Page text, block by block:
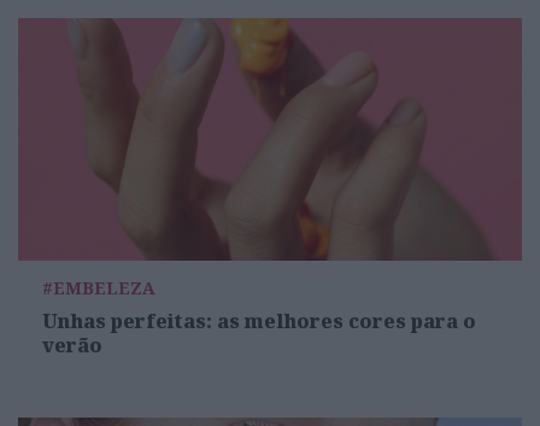
#EMBELEZA
Unhas perfeitas: as melhores cores para o
verão